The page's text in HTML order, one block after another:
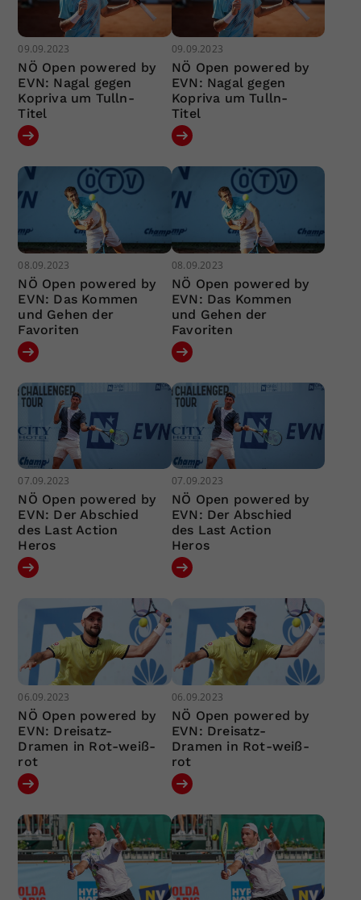
09.09.2023
NÖ Open powered by
EVN: Nagal gegen
Kopriva um Tulln-
Titel
09.09.2023
NÖ Open powered by
EVN: Nagal gegen
Kopriva um Tulln-
Titel
08.09.2023
NÖ Open powered by
EVN: Das Kommen
und Gehen der
Favoriten
08.09.2023
NÖ Open powered by
EVN: Das Kommen
und Gehen der
Favoriten
07.09.2023
NÖ Open powered by
EVN: Der Abschied
des Last Action
Heros
07.09.2023
NÖ Open powered by
EVN: Der Abschied
des Last Action
Heros
06.09.2023
NÖ Open powered by
EVN: Dreisatz-
Dramen in Rot-weiß-
rot
06.09.2023
NÖ Open powered by
EVN: Dreisatz-
Dramen in Rot-weiß-
rot